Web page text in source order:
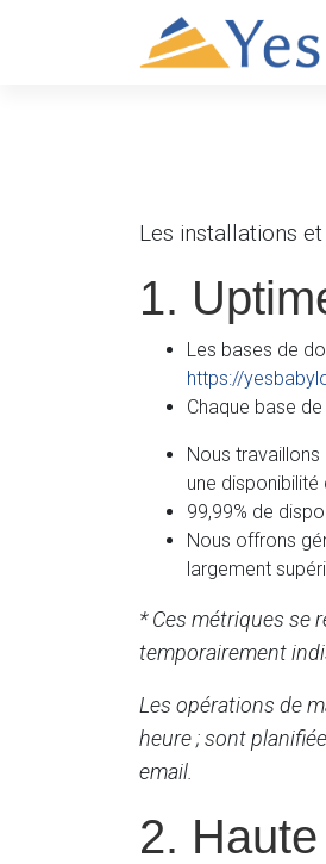
Les installations
1.
Les bases de
https://
Chaque base
Nous travaillons
une
99,99% de
Nous offrons
largement
* Ces métriques se
temporairement
Les opérations de
heure ; sont
email.
2.